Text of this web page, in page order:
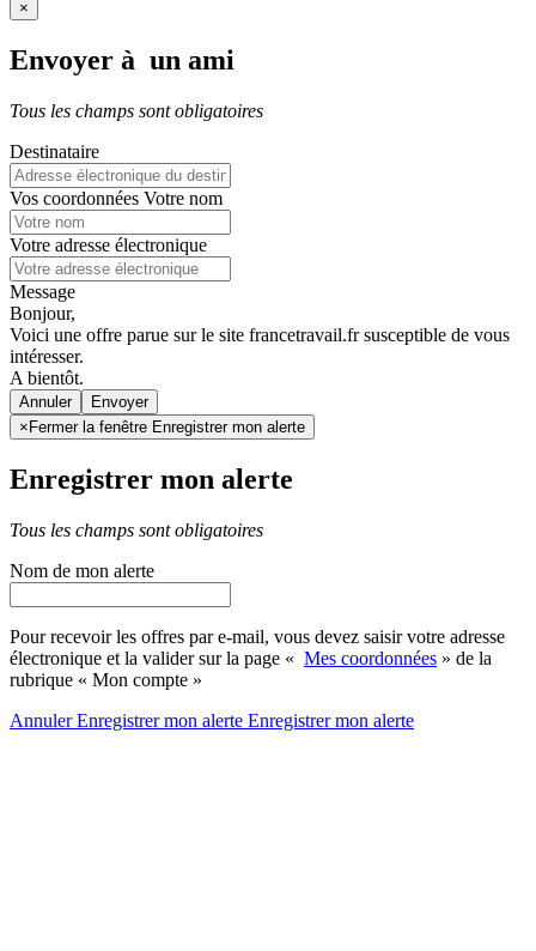
×
Envoyer à un ami
Tous les champs sont obligatoires
Destinataire
Vos coordonnées Votre nom
Votre adresse électronique
Message
Bonjour,
Voici une offre parue sur le site francetravail.fr susceptible de vous
intéresser.
A bientôt.
Annuler
× Fermer la fenêtre Enregistrer mon alerte
Enregistrer mon alerte
Tous les champs sont obligatoires
Nom de mon alerte
Pour recevoir les offres par e-mail, vous devez saisir votre adresse
électronique et la valider sur la page « Mes coordonnées » de la
rubrique « Mon compte »
AnnulerEnregistrer mon alerte Enregistrermon alerte